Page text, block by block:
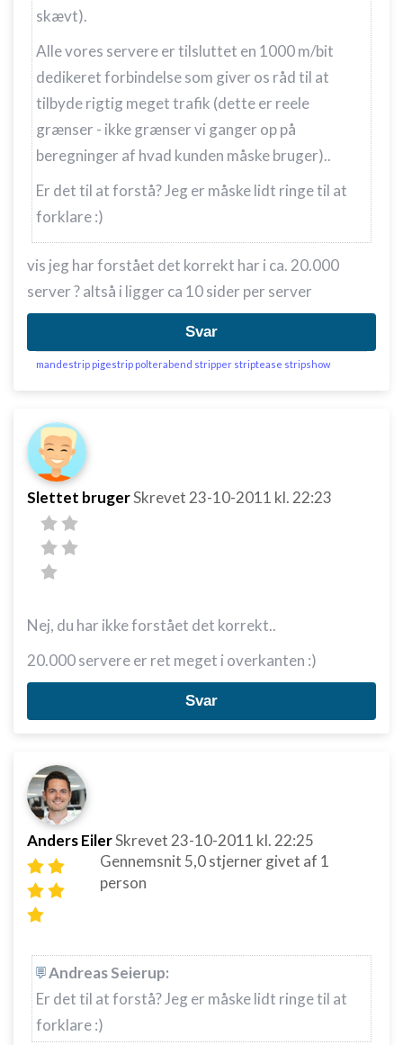
skævt).
Alle vores servere er tilsluttet en 1000 m/bit
dedikeret forbindelse som giver os råd til at
tilbyde rigtig meget trafik (dette er reele
grænser - ikke grænser vi ganger op på
beregninger af hvad kunden måske bruger)..
Er det til at forstå? Jeg er måske lidt ringe til at
forklare :)
vis jeg har forstået det korrekt har i ca. 20.000
server ? altså i ligger ca 10 sider per server
Svar
mandestrip pigestrip polterabend stripper striptease stripshow
Slettet brugerSkrevet 23-10-2011 kl. 22:23
Nej, du har ikke forstået det korrekt..
20.000 servere er ret meget i overkanten :)
Svar
Anders EilerSkrevet 23-10-2011 kl. 22:25
Gennemsnit 5,0stjerner givet af 1
person
Andreas Seierup:
Er det til at forstå? Jeg er måske lidt ringe til at
forklare :)